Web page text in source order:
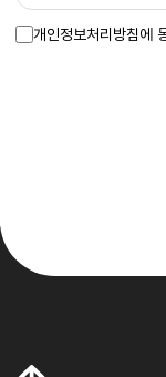
개인정보처리방침에